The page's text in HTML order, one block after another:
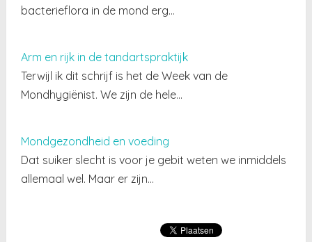
bacterieflora in de mond erg…
Arm en rijk in de tandartspraktijk
Terwijl ik dit schrijf is het de Week van de
Mondhygiënist. We zijn de hele…
Mondgezondheid en voeding
Dat suiker slecht is voor je gebit weten we inmiddels
allemaal wel. Maar er zijn…